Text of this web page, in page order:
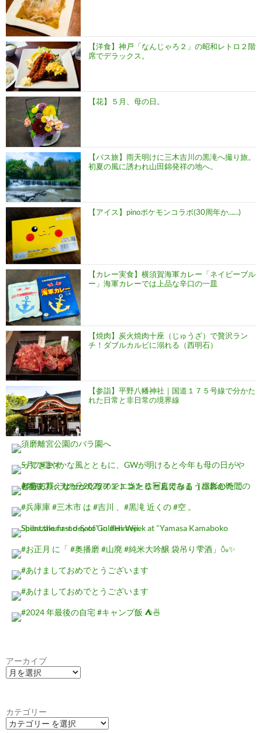
【洋食】神戸「なんじゃろ２」の昭和レトロ２階
席でデラックス。
【花】５月、母の日。
【バス旅】雨天明けに三木吉川の黒滝へ撮り旅。
初夏の風に誘われ山田錦発祥の地へ。
【アイス】pinoポケモンコラボ(30周年か……)
【カレー実食】横須賀海軍カレー「ネイビーブル
ー」海軍カレーでは上品な辛口の一皿
【焼肉】炭火焼肉十座（じゅうざ）で贅沢ラン
チ！ダブルカルビに溺れる（西明石）
【参詣】平野八幡神社｜国道１７５号線で分かた
れた日常と非日常の境界線
アーカイブ
カテゴリー